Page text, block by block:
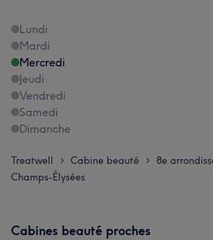
Lundi
Mardi
Mercredi
Jeudi
Vendredi
Samedi
Dimanche
Treatwell > Cabine beauté > 8e
Champs-Élysées
Cabines beauté proches